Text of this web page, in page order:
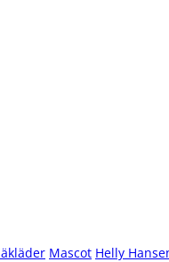
Mascot Helly